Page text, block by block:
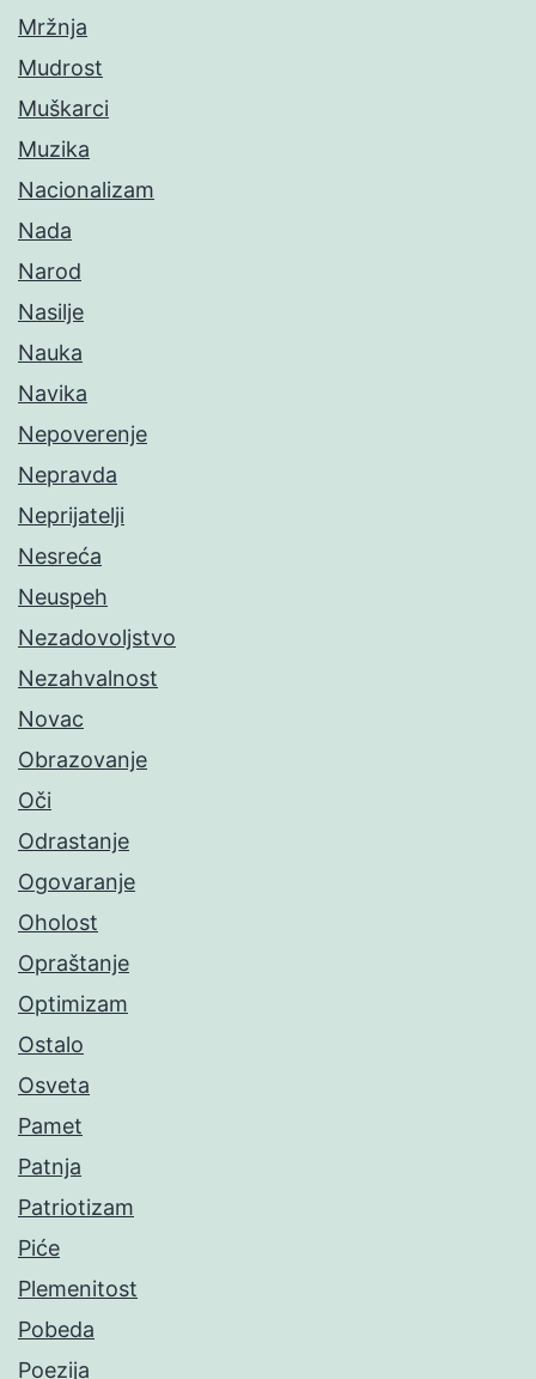
Mržnja
Mudrost
Muškarci
Muzika
Nacionalizam
Nada
Narod
Nasilje
Nauka
Navika
Nepoverenje
Nepravda
Neprijatelji
Nesreća
Neuspeh
Nezadovoljstvo
Nezahvalnost
Novac
Obrazovanje
Oči
Odrastanje
Ogovaranje
Oholost
Opraštanje
Optimizam
Ostalo
Osveta
Pamet
Patnja
Patriotizam
Piće
Plemenitost
Pobeda
Poezija